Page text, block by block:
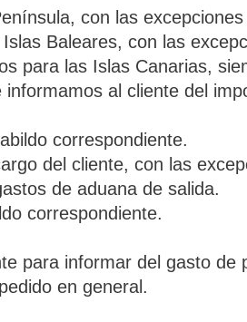
con las
Baleares, con las
para las Islas Canarias,
al cliente del
correspondiente.
del cliente, con las
de aduana de salida.
correspondiente.
para informar del gasto de
en general.